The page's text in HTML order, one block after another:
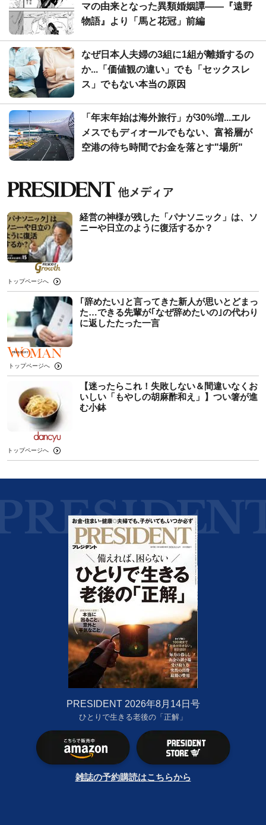
マの由来となった異類婚姻譚――『遠野
物語』より「馬と花冠」前編
なぜ日本人夫婦の3組に1組が離婚するの
か...「価値観の違い」でも「セックスレ
ス」でもない本当の原因
「年末年始は海外旅行」が30%増...エル
メスでもディオールでもない、富裕層が
空港の待ち時間でお金を落とす"場所"
経営の神様が残した「パナソニック」は、ソ
ニーや日立のように復活するか？
トップページへ
｢辞めたい｣と言ってきた新人が思いとどまっ
た…できる先輩が｢なぜ辞めたいの｣の代わり
に返したたった一言
トップページへ
【迷ったらこれ！失敗しない＆間違いなくお
いしい「もやしの胡麻酢和え」】つい箸が進
む小鉢
トップページへ
PRESIDENT 2026年8月14日号
ひとりで生きる老後の「正解」
雑誌の予約購読はこちらから